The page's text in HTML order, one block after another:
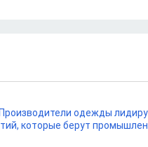
одежды
которые берут